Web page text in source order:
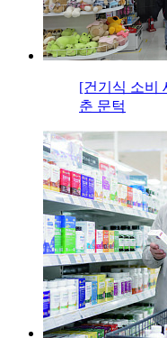
[건기식 소비
춘 문턱